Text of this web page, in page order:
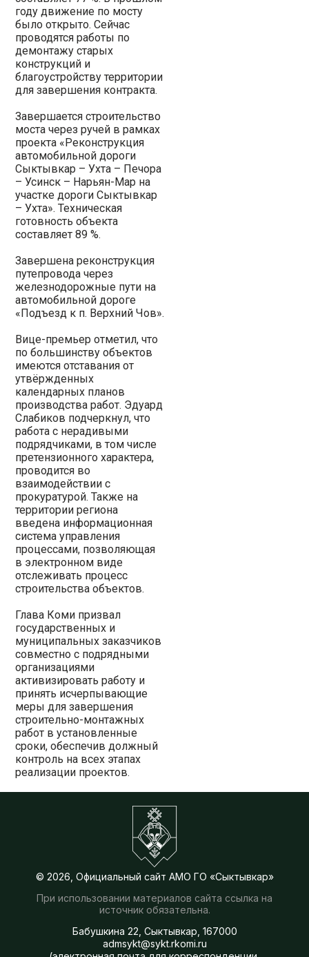
году движение по мосту
было открыто. Сейчас
проводятся работы по
демонтажу старых
конструкций и
благоустройству территории
для завершения контракта.
Завершается строительство
моста через ручей в рамках
проекта «Реконструкция
автомобильной дороги
Сыктывкар – Ухта – Печора
– Усинск – Нарьян-Мар на
участке дороги Сыктывкар
– Ухта». Техническая
готовность объекта
составляет 89 %.
Завершена реконструкция
путепровода через
железнодорожные пути на
автомобильной дороге
«Подъезд к п. Верхний Чов».
Вице-премьер отметил, что
по большинству объектов
имеются отставания от
утвёржденных
календарных планов
производства работ. Эдуард
Слабиков подчеркнул, что
работа с нерадивыми
подрядчиками, в том числе
претензионного характера,
проводится во
взаимодействии с
прокуратурой. Также на
территории региона
введена информационная
система управления
процессами, позволяющая
в электронном виде
отслеживать процесс
строительства объектов.
Глава Коми призвал
государственных и
муниципальных заказчиков
совместно с подрядными
организациями
активизировать работу и
принять исчерпывающие
меры для завершения
строительно-монтажных
работ в установленные
сроки, обеспечив должный
контроль на всех этапах
реализации проектов.
© 2026, Официальный сайт АМО ГО «Сыктывкар»
При использовании материалов сайта ссылка на
источник обязательна.
Бабушкина 22, Сыктывкар, 167000
admsykt@sykt.rkomi.ru